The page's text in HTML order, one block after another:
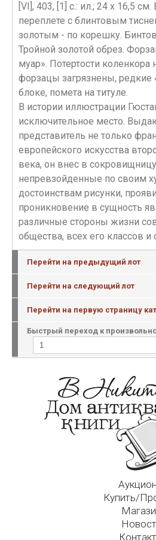
[VI], 403, [1] с.: ил.; 24 x 16,5
переплете с блинтовым
золотым - по корешку.
Тройной золотой обрез.
муар». Потертости коленкора
форзацы загрязнены, редкие
блоке, помета на титуле.
В истории иллюстрации
исключительное место.
представитель не только
европейского искусства
века, он внес в
непревзойденные по своим
достоинствам рисунки,
проникновение в сущность
различные стороны жизни
общества, всех его классов и
Перейти на предыдущий лот
Перейти на следующий лот
Перейти на первую страницу
Быстрый переход к
Купить/